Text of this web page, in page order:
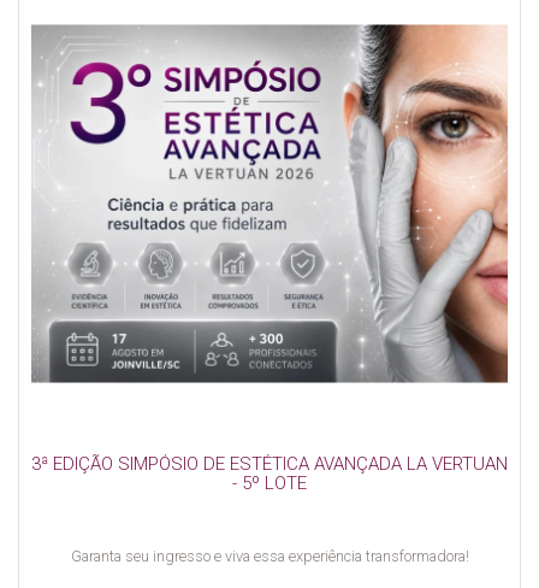
3ª EDIÇÃO SIMPÓSIO DE ESTÉTICA AVANÇADA LA VERTUAN
- 5º LOTE
Garanta seu ingresso e viva essa experiência transformadora!